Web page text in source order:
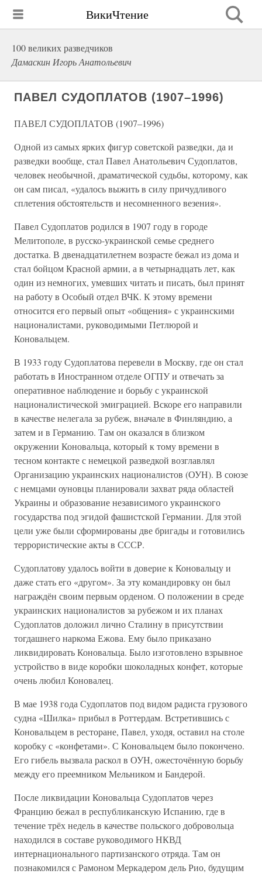
ВикиЧтение
100 великих разведчиков
Дамаскин Игорь Анатольевич
ПАВЕЛ СУДОПЛАТОВ (1907–1996)
ПАВЕЛ СУДОПЛАТОВ (1907–1996)
Одной из самых ярких фигур советской разведки, да и
разведки вообще, стал Павел Анатольевич Судоплатов,
человек необычной, драматической судьбы, которому, как
он сам писал, «удалось выжить в силу причудливого
сплетения обстоятельств и несомненного везения».
Павел Судоплатов родился в 1907 году в городе
Мелитополе, в русско-украинской семье среднего
достатка. В двенадцатилетнем возрасте бежал из дома и
стал бойцом Красной армии, а в четырнадцать лет, как
один из немногих, умевших читать и писать, был принят
на работу в Особый отдел ВЧК. К этому времени
относится его первый опыт «общения» с украинскими
националистами, руководимыми Петлюрой и
Коновальцем.
В 1933 году Судоплатова перевели в Москву, где он стал
работать в Иностранном отделе ОГПУ и отвечать за
оперативное наблюдение и борьбу с украинской
националистической эмиграцией. Вскоре его направили
в качестве нелегала за рубеж, вначале в Финляндию, а
затем и в Германию. Там он оказался в близком
окружении Коновальца, который к тому времени в
тесном контакте с немецкой разведкой возглавлял
Организацию украинских националистов (ОУН). В союзе
с немцами оуновцы планировали захват ряда областей
Украины и образование независимого украинского
государства под эгидой фашистской Германии. Для этой
цели уже были сформированы две бригады и готовились
террористические акты в СССР.
Судоплатову удалось войти в доверие к Коновальцу и
даже стать его «другом». За эту командировку он был
награждён своим первым орденом. О положении в среде
украинских националистов за рубежом и их планах
Судоплатов доложил лично Сталину в присутствии
тогдашнего наркома Ежова. Ему было приказано
ликвидировать Коновальца. Было изготовлено взрывное
устройство в виде коробки шоколадных конфет, которые
очень любил Коновалец.
В мае 1938 года Судоплатов под видом радиста грузового
судна «Шилка» прибыл в Роттердам. Встретившись с
Коновальцем в ресторане, Павел, уходя, оставил на столе
коробку с «конфетами». С Коновальцем было покончено.
Его гибель вызвала раскол в ОУН, ожесточённую борьбу
между его преемником Мельником и Бандерой.
После ликвидации Коновальца Судоплатов через
Францию бежал в республиканскую Испанию, где в
течение трёх недель в качестве польского добровольца
находился в составе руководимого НКВД
интернационального партизанского отряда. Там он
познакомился с Рамоном Меркадером дель Рио, будущим